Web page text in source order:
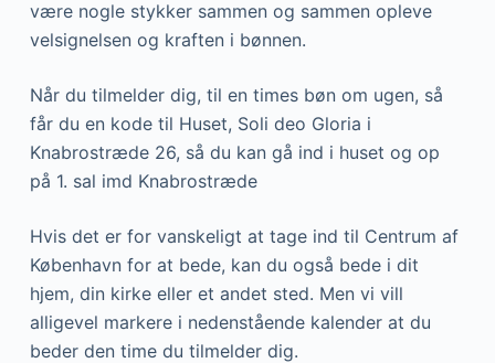
være nogle stykker sammen og sammen opleve
velsignelsen og kraften i bønnen.
Når du tilmelder dig, til en times bøn om ugen, så
får du en kode til Huset, Soli deo Gloria i
Knabrostræde 26, så du kan gå ind i huset og op
på 1. sal imd Knabrostræde
Hvis det er for vanskeligt at tage ind til Centrum af
København for at bede, kan du også bede i dit
hjem, din kirke eller et andet sted. Men vi vill
alligevel markere i nedenstående kalender at du
beder den time du tilmelder dig.